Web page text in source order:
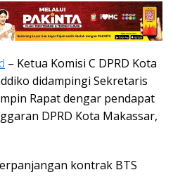
– Ketua Komisi C DPRD Kota
didampingi Sekretaris
Rapat dengar pendapat
DPRD Kota Makassar,
kontrak BTS